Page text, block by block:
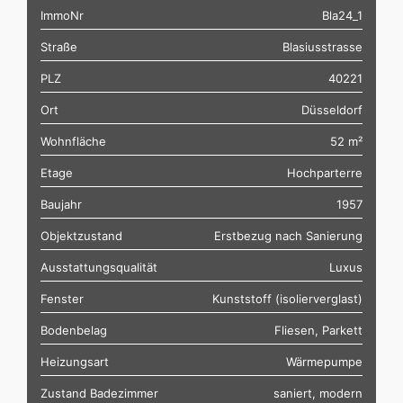
ImmoNr Bla24_1
Straße Blasiusstrasse
PLZ 40221
Ort Düsseldorf
Wohnfläche 52 m²
Etage Hochparterre
Baujahr 1957
Objektzustand Erstbezug nach Sanierung
Ausstattungsqualität Luxus
Fenster Kunststoff (isolierverglast)
Bodenbelag Fliesen, Parkett
Heizungsart Wärmepumpe
Zustand Badezimmer saniert, modern